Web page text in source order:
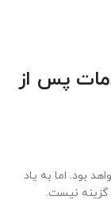
خدمات پس از
بود. اما به یاد
گزینه نیست.